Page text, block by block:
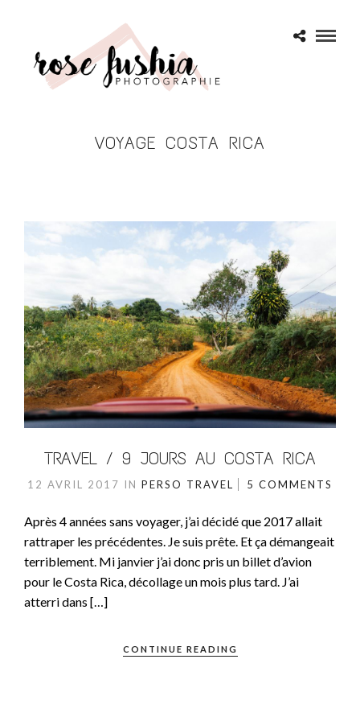
VOYAGE COSTA RICA
TRAVEL / 9 JOURS AU COSTA RICA
12 AVRIL 2017 IN PERSO TRAVEL 5 COMMENTS
Après 4 années sans voyager, j’ai décidé que 2017 allait
rattraper les précédentes. Je suis prête. Et ça démangeait
terriblement. Mi janvier j’ai donc pris un billet d’avion
pour le Costa Rica, décollage un mois plus tard. J’ai
atterri dans […]
CONTINUE READING